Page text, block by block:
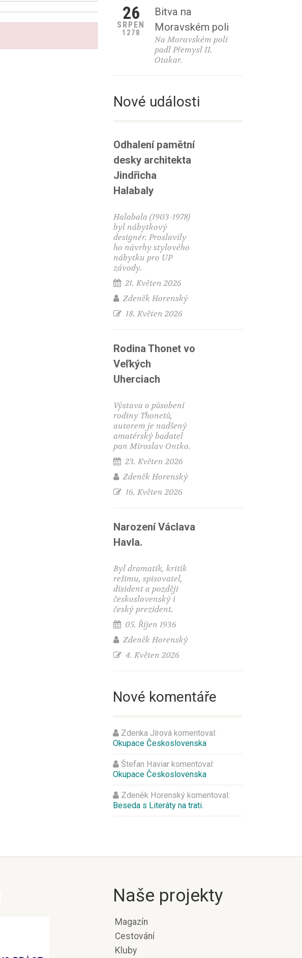
26
SRPEN
1278
Bitva na
Moravském poli
Na Moravském poli
padl Přemysl II.
Otakar.
Nové události
Odhalení pamětní
desky architekta
Jindřicha
Halabaly
Halabala (1903-1978)
byl nábytkový
designér. Proslavily
ho návrhy stylového
nábytku pro UP
závody.
21. Květen 2026
Zdeněk Horenský
18. Květen 2026
Rodina Thonet vo
Veľkých
Uherciach
Výstava o působení
rodiny Thonetů,
autorem je nadšený
amatérský badatel
pan Miroslav Ontko.
23. Květen 2026
Zdeněk Horenský
16. Květen 2026
Narození Václava
Havla.
Byl dramatik, kritik
režimu, spisovatel,
disident a později
československý i
český prezident.
05. Říjen 1936
Zdeněk Horenský
4. Květen 2026
Nové komentáře
Zdenka Jírová komentoval:
Okupace Československa
Štefan Haviar komentoval:
Okupace Československa
Zdeněk Horenský komentoval:
Beseda s Literáty na trati.
Naše projekty
Magazín
Cestování
Kluby